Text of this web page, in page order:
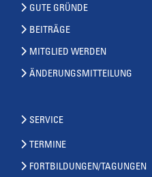
GUTE GRÜNDE
BEITRÄGE
MITGLIED WERDEN
ÄNDERUNGSMITTEILUNG
SERVICE
TERMINE
FORTBILDUNGEN/TAGUNGEN